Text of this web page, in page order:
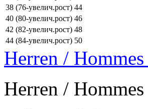
38 (76-увелич.рост) 44
40 (80-увелич.рост) 46
42 (82-увелич.рост) 48
44 (84-увелич.рост) 50
Herren /
Herren /